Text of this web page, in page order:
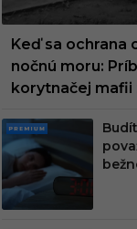
Keď sa ochrana
nočnú moru:
korytnačej mafii
PRE
MIU
M